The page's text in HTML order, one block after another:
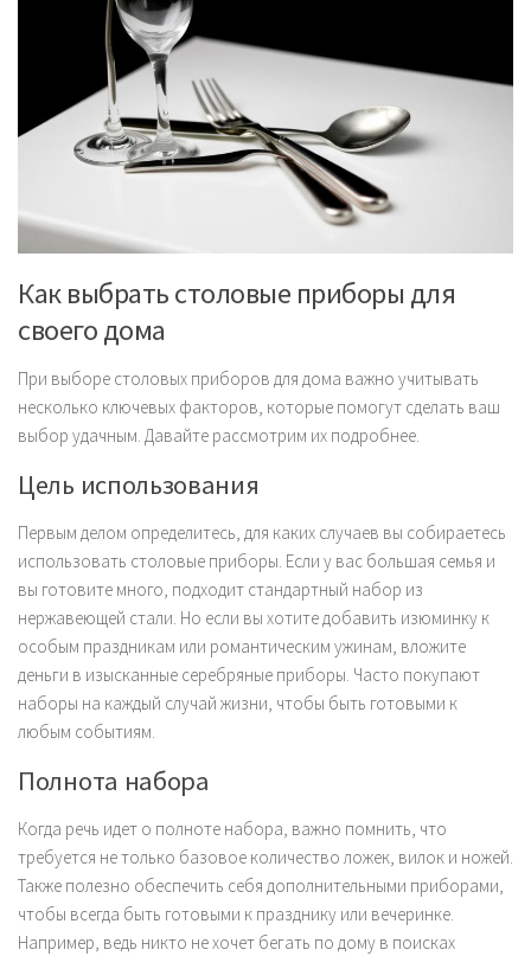
Как выбрать столовые приборы для
своего дома
При выборе столовых приборов для дома важно учитывать
несколько ключевых факторов, которые помогут сделать ваш
выбор удачным. Давайте рассмотрим их подробнее.
Цель использования
Первым делом определитесь, для каких случаев вы собираетесь
использовать столовые приборы. Если у вас большая семья и
вы готовите много, подходит стандартный набор из
нержавеющей стали. Но если вы хотите добавить изюминку к
особым праздникам или романтическим ужинам, вложите
деньги в изысканные серебряные приборы. Часто покупают
наборы на каждый случай жизни, чтобы быть готовыми к
любым событиям.
Полнота набора
Когда речь идет о полноте набора, важно помнить, что
требуется не только базовое количество ложек, вилок и ножей.
Также полезно обеспечить себя дополнительными приборами,
чтобы всегда быть готовыми к празднику или вечеринке.
Например, ведь никто не хочет бегать по дому в поисках